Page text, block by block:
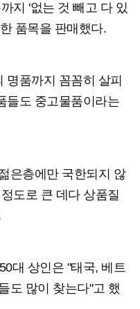
지 '없는 것 빼고 다 있
품목을 판매했다.
명품까지 꼼꼼히 살피
들도 중고물품이라는
은층에만 국한되지 않
도로 큰 데다 상품질
대 상인은 "태국, 베트
도 많이 찾는다"고 했